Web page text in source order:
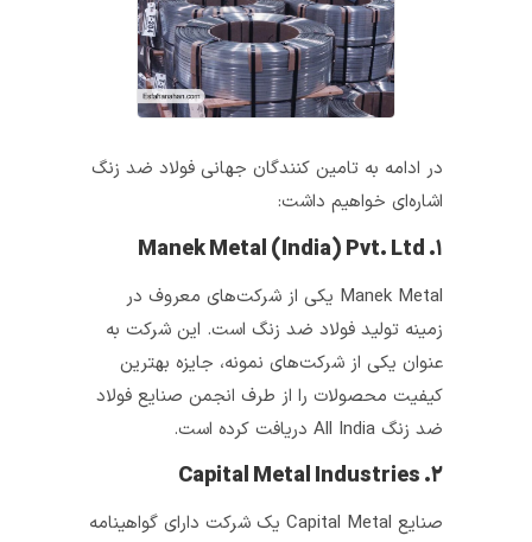
در ادامه به تامین کنندگان جهانی فولاد ضد زنگ
اشاره‌ای خواهیم داشت:
Manek Metal یکی از شرکت‌های معروف در
زمینه تولید فولاد ضد زنگ است. این شرکت به
عنوان یکی از شرکت‌های نمونه، جایزه بهترین
کیفیت محصولات را از طرف انجمن صنایع فولاد
صنایع Capital Metal یک شرکت دارای گواهینامه